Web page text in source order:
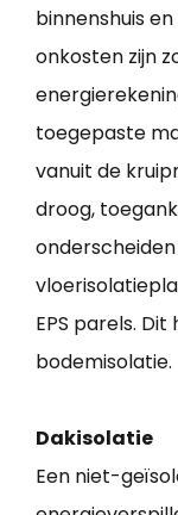
binnenshuis
onkosten zijn
toegepaste
vanuit de
droog,
EPS parels.
bodemisolatie.
Dakisolatie
Een niet-